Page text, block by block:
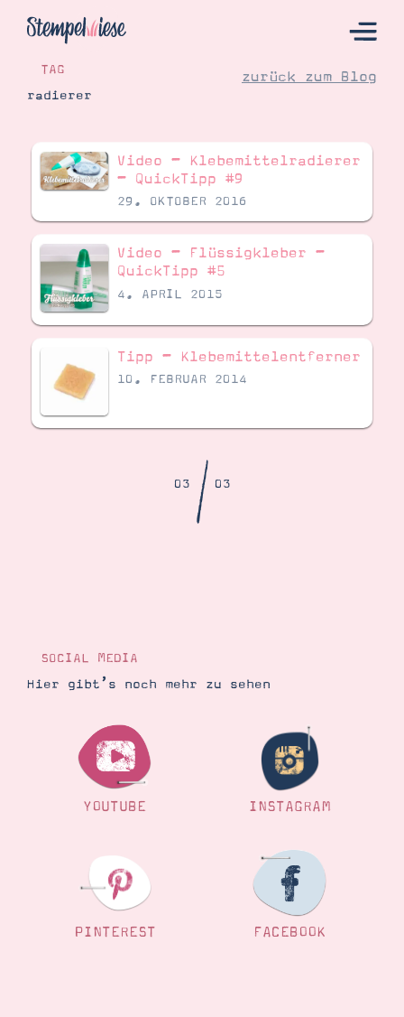
Hier Starten
Katalog
Bestellen
Angebote
Demonstrator werden
Blog
Ordnungstipps
TAG
radierer
zurück zum Blog
Video – Klebemittelradierer
– QuickTipp #9
29. OKTOBER 2016
Video – Flüssigkleber –
QuickTipp #5
4. APRIL 2015
Tipp – Klebemittelentferner
10. FEBRUAR 2014
03/03
SOCIAL MEDIA
Hier gibt’s noch mehr zu sehen
YOUTUBE INSTAGRAM
PINTEREST FACEBOOK